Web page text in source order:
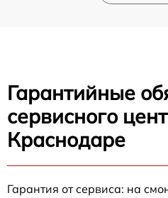
Гарантийные
сервисного
Краснодаре
Гарантия от сервиса: на